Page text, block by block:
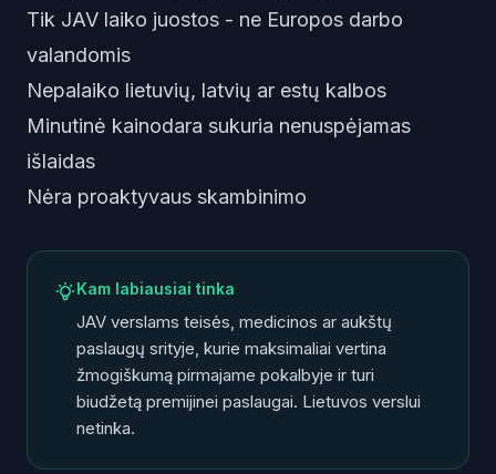
Tik JAV laiko juostos - ne Europos darbo
valandomis
Nepalaiko lietuvių, latvių ar estų kalbos
Minutinė kainodara sukuria nenuspėjamas
išlaidas
Nėra proaktyvaus skambinimo
Kam labiausiai tinka
JAV verslams teisės, medicinos ar aukštų
paslaugų srityje, kurie maksimaliai vertina
žmogiškumą pirmajame pokalbyje ir turi
biudžetą premijinei paslaugai. Lietuvos verslui
netinka.